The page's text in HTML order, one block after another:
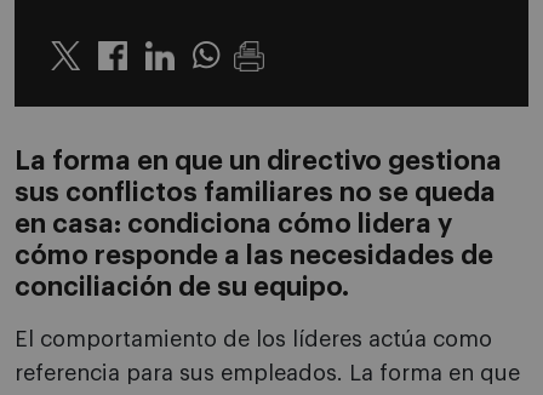
Twitter LinkedinWhatsapp
La forma en que un directivo gestiona
sus conflictos familiares no se queda
en casa: condiciona cómo lidera y
cómo responde a las necesidades de
conciliación de su equipo.
El comportamiento de los líderes actúa como
referencia para sus empleados. La forma en que